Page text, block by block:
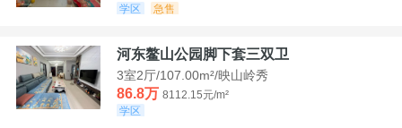
学区
急售
河东鳌山公园脚下套三双卫
3室2厅/107.00m²/映山岭秀
86.8万 8112.15元/m²
学区